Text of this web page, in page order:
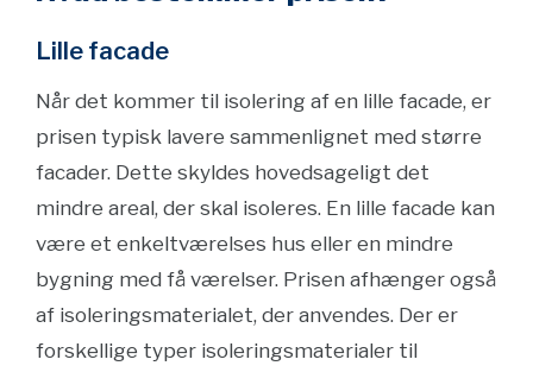
Lille facade
Når det kommer til isolering af en lille facade, er
prisen typisk lavere sammenlignet med større
facader. Dette skyldes hovedsageligt det
mindre areal, der skal isoleres. En lille facade kan
være et enkeltværelses hus eller en mindre
bygning med få værelser. Prisen afhænger også
af isoleringsmaterialet, der anvendes. Der er
forskellige typer isoleringsmaterialer til